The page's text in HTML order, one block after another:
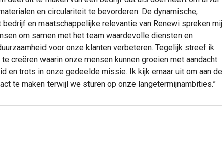
en circulariteit te bevorderen. De dynamische,
bedrijf en maatschappelijke relevantie van Renewi spreken mij
om samen met het team waardevolle diensten en
voor onze klanten verbeteren. Tegelijk streef ik
creëren waarin onze mensen kunnen groeien met aandacht
en trots in onze gedeelde missie. Ik kijk ernaar uit om aan de
te maken terwijl we sturen op onze langetermijnambities.”